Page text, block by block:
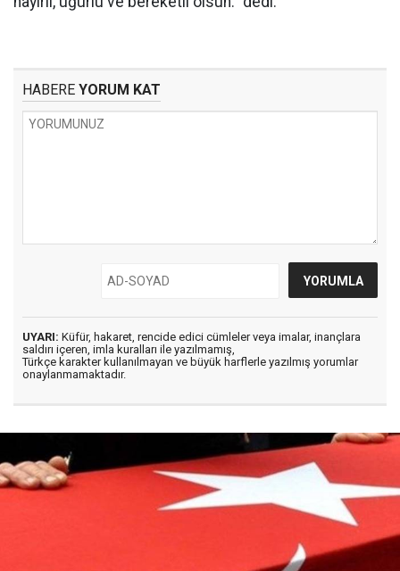
HABERE YORUM KAT
UYARI: Küfür, hakaret, rencide edici cümleler veya imalar, inançlara
saldırı içeren, imla kuralları ile yazılmamış,
Türkçe karakter kullanılmayan ve büyük harflerle yazılmış yorumlar
onaylanmamaktadır.